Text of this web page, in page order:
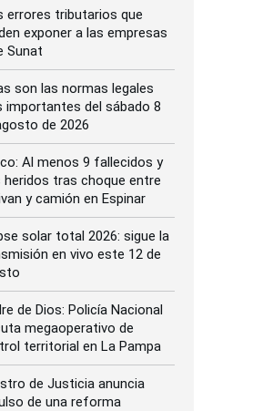
errores tributarios que
exponer a las empresas
Sunat
son las normas legales
importantes del sábado 8
de 2026
Al menos 9 fallecidos y
heridos tras choque entre
y camión en Espinar
solar total 2026: sigue la
en vivo este 12 de
de Dios: Policía Nacional
megaoperativo de
territorial en La Pampa
de Justicia anuncia
de una reforma